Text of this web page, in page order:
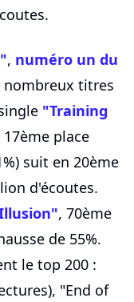
, numéro un du
nombreux titres
"Training
place
suit en 20ème
d'écoutes.
, 70ème
de 55%.
le top 200 :
"End of